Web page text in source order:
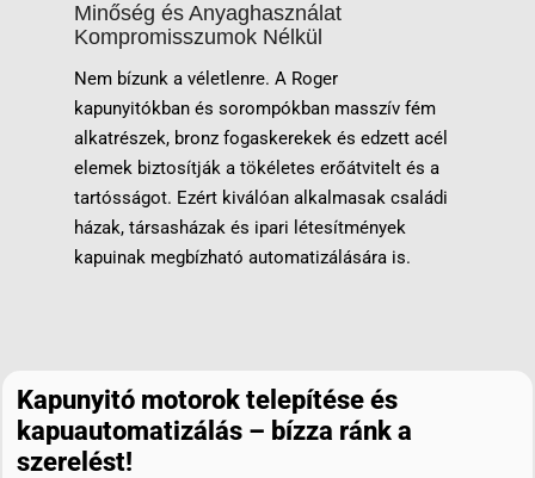
Minőség és Anyaghasználat
Kompromisszumok Nélkül
Nem bízunk a véletlenre. A Roger
kapunyitókban és sorompókban masszív fém
alkatrészek, bronz fogaskerekek és edzett acél
elemek biztosítják a tökéletes erőátvitelt és a
tartósságot. Ezért kiválóan alkalmasak családi
házak, társasházak és ipari létesítmények
kapuinak megbízható automatizálására is.
Kapunyitó motorok telepítése és
kapuautomatizálás – bízza ránk a
szerelést!